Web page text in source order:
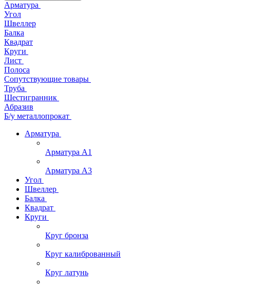
Арматура
Угол
Швеллер
Балка
Квадрат
Круги
Лист
Полоса
Сопутствующие товары
Труба
Шестигранник
Абразив
Б/у металлопрокат
Арматура
Арматура А1
Арматура А3
Угол
Швеллер
Балка
Квадрат
Круги
Круг бронза
Круг калиброванный
Круг латунь